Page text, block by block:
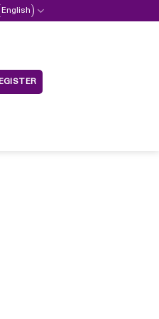
English)